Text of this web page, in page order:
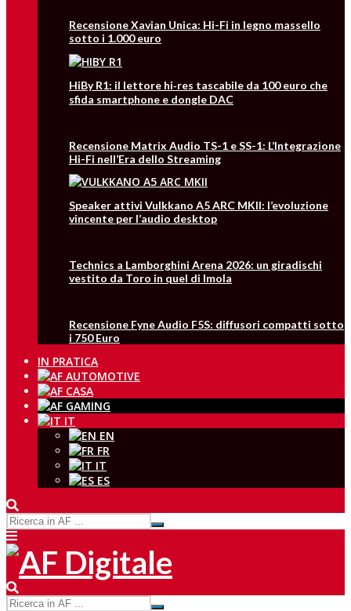
Recensione Xavian Unica: Hi-Fi in legno massello
sotto i 1.000 euro
HiBy R1: il lettore hi‑res tascabile da 100 euro che
sfida smartphone e dongle DAC
Recensione Matrix Audio TS-1 e SS-1: L’Integrazione
Hi-Fi nell’Era dello Streaming
Speaker attivi Vulkkano A5 ARC MKII: l’evoluzione
vincente per l’audio desktop
Technics a Lamborghini Arena 2026: un giradischi
vestito da Toro in quel di Imola
Recensione Fyne Audio F5S: diffusori compatti sotto
i 750 Euro
IN PRATICA
IT
EN
FR
IT
ES